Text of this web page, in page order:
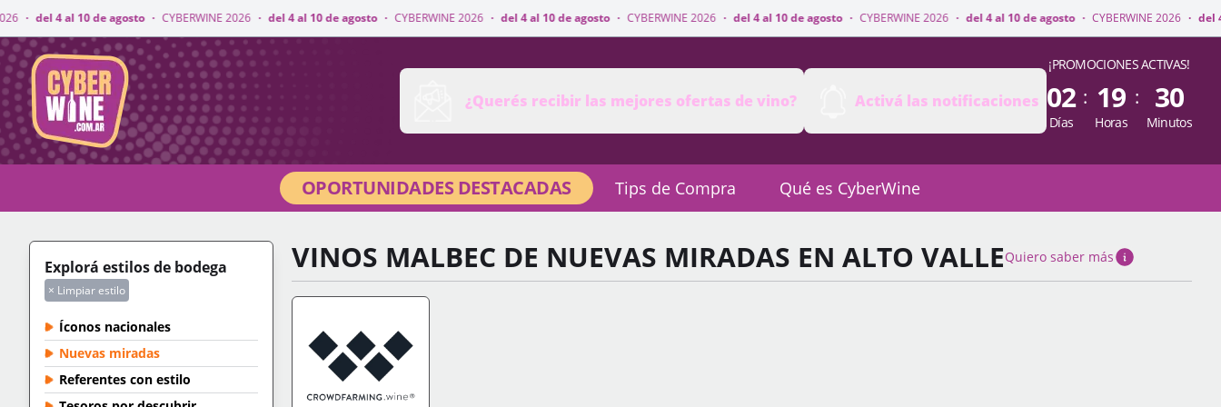
agosto · CYBERWINE 2026 · del 4 al 10 de agosto · CYBERWINE 2026 · del 4 al 10 de agosto · CYBERWINE 2026 · del 4 al 10 de agosto · CYBERWINE 2026 · del 4 al 10 de agosto · CYBERWINE 2026 · del 4 al 10 de agosto
CyberWine
¿Querés recibir las mejores ofertas de vino?
Activá las notificaciones
¡PROMOCIONES ACTIVAS!
02
Días
: 19
Horas
: 30
Minutos
OPORTUNIDADES DESTACADAS Tips de Compra Qué es CyberWine
Explorá estilos de bodega
× Limpiar estilo
Íconos nacionales
Nuevas miradas
Referentes con estilo
VINOS MALBEC DE NUEVAS MIRADAS EN ALTO VALLEQuiero saber más